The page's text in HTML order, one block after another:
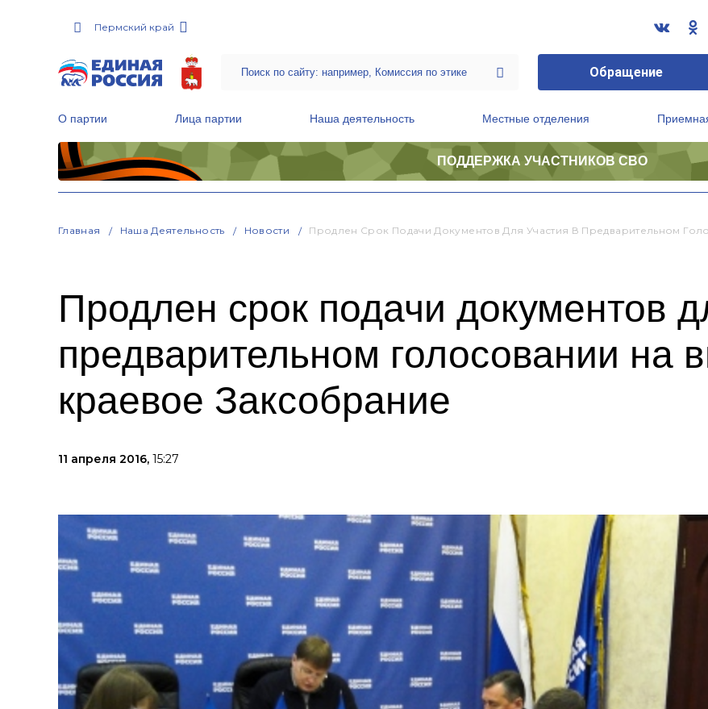
Пермский край
Обращение
О партии Лица партии Наша деятельность Местные отделения
ПОДДЕРЖКА УЧАСТНИКОВ СВО
Главная Наша Деятельность Новости Продлен Срок Подачи Документов Для Участия В Предварительном
Продлен срок подачи документов
предварительном голосовании на
краевое Заксобрание
11 апреля 2016, 15:27